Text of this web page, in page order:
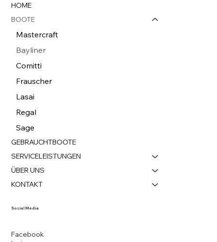
HOME
BOOTE
Mastercraft
Bayliner
Comitti
Frauscher
Lasai
Regal
Sage
GEBRAUCHTBOOTE
SERVICELEISTUNGEN
ÜBER UNS
KONTAKT
Social Media
Facebook